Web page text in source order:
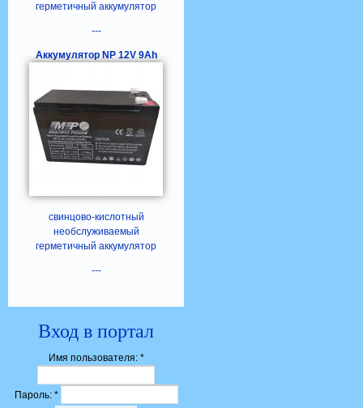
герметичный аккумулятор
---
Аккумулятор NP 12V 9Ah
свинцово-кислотный
необслуживаемый
герметичный аккумулятор
---
Вход в портал
Имя пользователя: *
Пароль: *